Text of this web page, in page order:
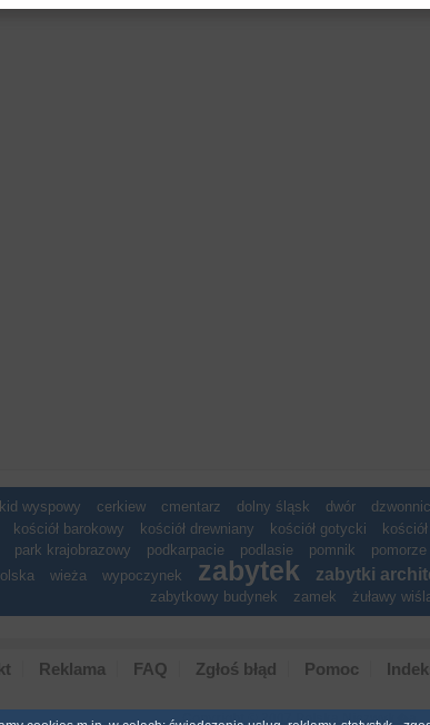
wyspowy cerkiew cmentarz dolny śląsk dwór
kościół barokowy kościół drewniany kościół gotycki
park krajobrazowy podkarpacie podlasie pomnik pomorze
wieża wypoczynek zabytek zabytki
zabytkowy budynek
zamek żuławy
Reklama FAQ Zgłoś błąd Pomoc
Copyright © 2007 Polska Niezwyk�a